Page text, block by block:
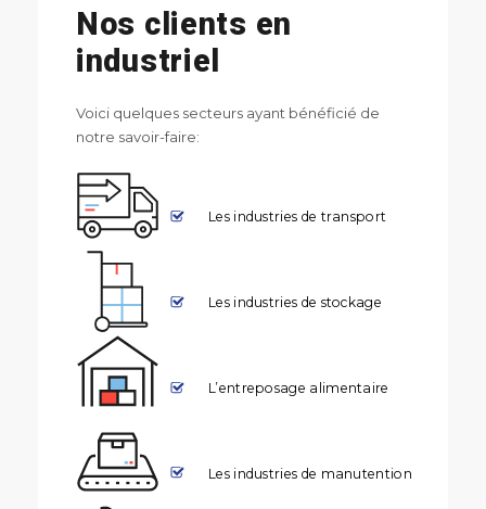
Nos clients en
industriel
Voici quelques secteurs ayant bénéficié de
notre savoir-faire:
Les industries de transport
Les industries de stockage
L’entreposage alimentaire
Les industries de manutention